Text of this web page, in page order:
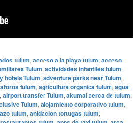
tulum, acceso a la playa tulum, acceso
Tulum, actividades infantiles tulum,
hotels Tulum, adventure parks near Tulum,
aforos tulum, agricultura organica tulum, agua
, airport transfer Tulum, akumal cerca de tulum,
Tulum, alojamiento corporativo tulum,
tulum, anidacion tortugas tulum,